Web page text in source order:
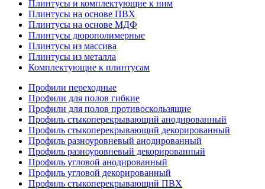
Плинтусы и комплектующие к ним
Плинтусы на основе ПВХ
Плинтусы на основе МДФ
Плинтусы дюрополимерные
Плинтусы из массива
Плинтусы из металла
Комплектующие к плинтусам
Профили переходные
Профили для полов гибкие
Профили для полов противоскользящие
Профиль стыкоперекрывающий анодированный
Профиль стыкоперекрывающий декорированный
Профиль разноуровневый анодированный
Профиль разноуровневый декорированный
Профиль угловой анодированный
Профиль угловой декорированный
Профиль стыкоперекрывающий ПВХ